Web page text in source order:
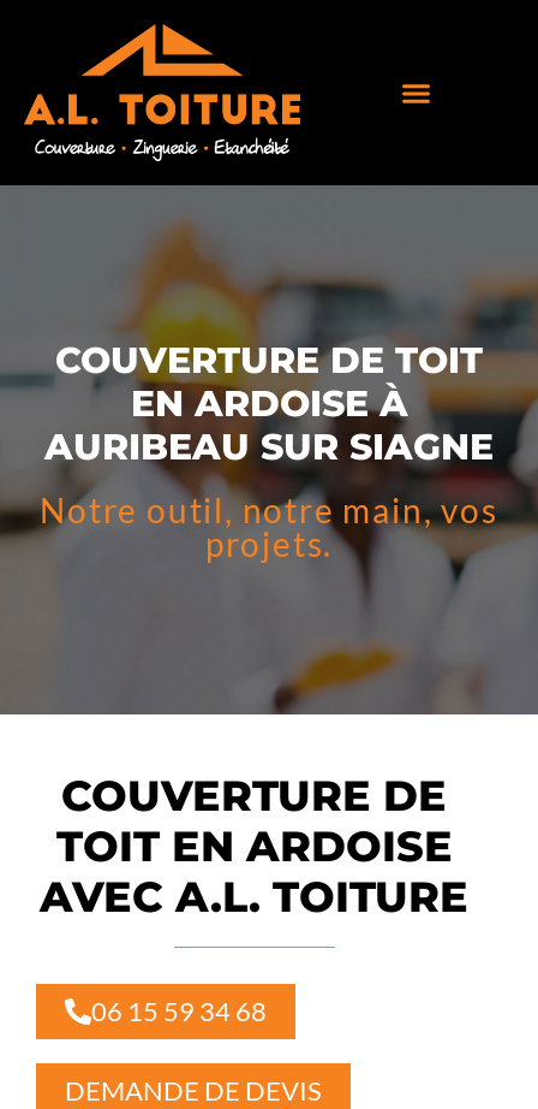
COUVERTURE DE TOIT
EN ARDOISE À
AURIBEAU SUR SIAGNE
Notre outil, notre main, vos
projets.
COUVERTURE DE
TOIT EN ARDOISE
AVEC A.L. TOITURE
06 15 59 34 68
DEMANDE DE DEVIS